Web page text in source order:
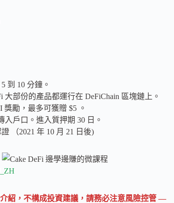
到 10 分鐘。
大部份的產品都運行在 DeFiChain 區塊鏈上。
勵，最多可獲贈 $5 。
戶口。進入質押期 30 日。
（2021 年 10 月 21 日後)
紹，不構成投資建議，請務必注意風險控管 —